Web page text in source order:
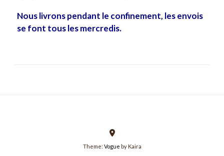
Nous livrons pendant le confinement, les envois
se font tous les mercredis.
Theme: Vogue by Kaira